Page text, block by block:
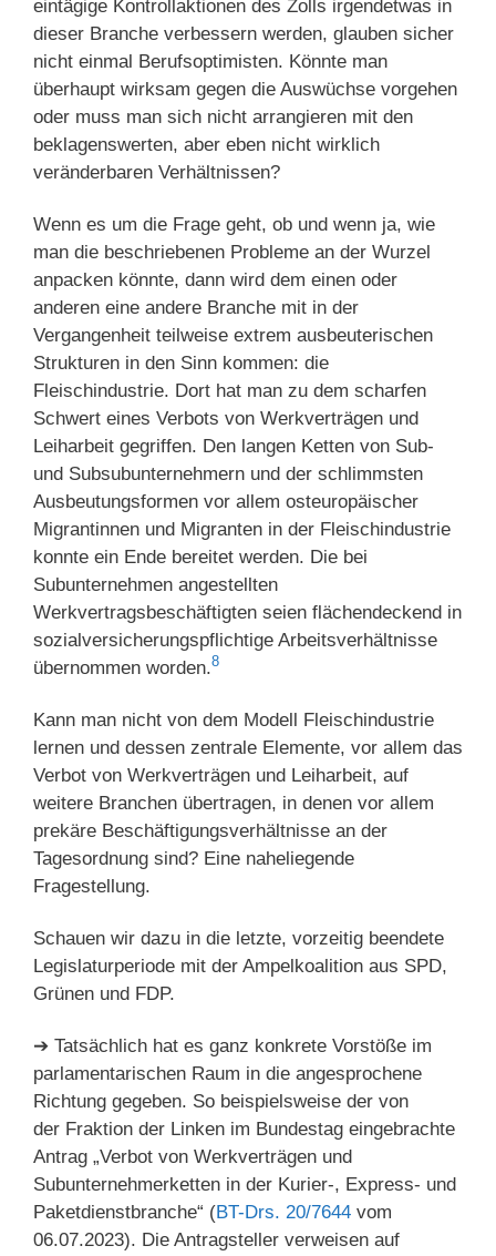
eintägige Kontrollaktionen des Zolls irgendetwas in
dieser Branche verbessern werden, glauben sicher
nicht einmal Berufsoptimisten. Könnte man
überhaupt wirksam gegen die Auswüchse vorgehen
oder muss man sich nicht arrangieren mit den
beklagenswerten, aber eben nicht wirklich
veränderbaren Verhältnissen?
Wenn es um die Frage geht, ob und wenn ja, wie
man die beschriebenen Probleme an der Wurzel
anpacken könnte, dann wird dem einen oder
anderen eine andere Branche mit in der
Vergangenheit teilweise extrem ausbeuterischen
Strukturen in den Sinn kommen: die
Fleischindustrie. Dort hat man zu dem scharfen
Schwert eines Verbots von Werkverträgen und
Leiharbeit gegriffen. Den langen Ketten von Sub-
und Subsubunternehmern und der schlimmsten
Ausbeutungsformen vor allem osteuropäischer
Migrantinnen und Migranten in der Fleischindustrie
konnte ein Ende bereitet werden. Die bei
Subunternehmen angestellten
Werkvertragsbeschäftigten seien flächendeckend in
sozialversicherungspflichtige Arbeitsverhältnisse
übernommen worden.8
Kann man nicht von dem Modell Fleischindustrie
lernen und dessen zentrale Elemente, vor allem das
Verbot von Werkverträgen und Leiharbeit, auf
weitere Branchen übertragen, in denen vor allem
prekäre Beschäftigungsverhältnisse an der
Tagesordnung sind? Eine naheliegende
Fragestellung.
Schauen wir dazu in die letzte, vorzeitig beendete
Legislaturperiode mit der Ampelkoalition aus SPD,
Grünen und FDP.
➔ Tatsächlich hat es ganz konkrete Vorstöße im
parlamentarischen Raum in die angesprochene
Richtung gegeben. So beispielsweise der von
der Fraktion der Linken im Bundestag eingebrachte
Antrag „Verbot von Werkverträgen und
Subunternehmerketten in der Kurier-, Express- und
Paketdienstbranche“ (BT-Drs. 20/7644 vom
06.07.2023). Die Antragsteller verweisen auf